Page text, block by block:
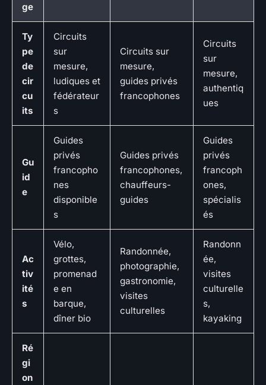
ge
Ty
pe
de
cir
cu
its
Circuits
sur
mesure,
ludiques et
fédérateur
s
Circuits sur
mesure,
guides privés
francophones
Circuits
sur
mesure,
authentiq
ues
Gu
id
e
Guides
privés
francopho
nes
disponible
s
Guides privés
francophones,
chauffeurs-
guides
Guides
privés
francoph
ones,
spécialis
és
Ac
tiv
ité
s
Vélo,
grottes,
promenad
e en
barque,
dîner bio
Randonnée,
photographie,
gastronomie,
visites
culturelles
Randonn
ée,
visites
culturelle
s,
kayaking
Ré
gi
on